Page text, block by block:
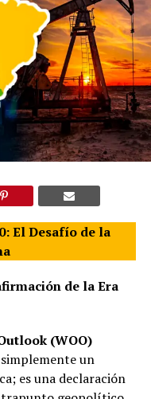
El Desafío de la
de la Era
(WOO)
un
es una declaración